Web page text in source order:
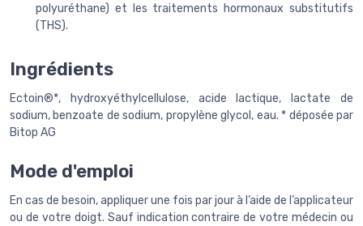
polyuréthane) et les traitements hormonaux substitutifs
(THS).
Ingrédients
Ectoin®*, hydroxyéthylcellulose, acide lactique, lactate de
sodium, benzoate de sodium, propylène glycol, eau. * déposée par
Bitop AG
Mode d'emploi
En cas de besoin, appliquer une fois par jour à l’aide de l’applicateur
ou de votre doigt. Sauf indication contraire de votre médecin ou